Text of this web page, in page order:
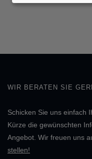
WIR BERATEN SIE
Schicken Sie uns einfach
Kürze die gewünschten
Angebot. Wir freuen uns
stellen!